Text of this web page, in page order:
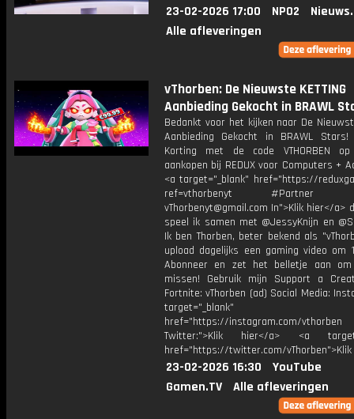
23-02-2026 17:00 NPO2
Alle afleveringen
vThorben: De Nieuwste KETTING
Aanbieding Gekocht in BRAWL
Bedankt voor het kijken naar De
Aanbieding Gekocht in BRAWL
Korting met de code VTHORBEN
aankopen bij REDUX voor Computers +
<a target="_blank" href="https://
ref=vthorbenyt #Partner
vThorbenyt@gmail.com In">Klik hier</a>
speel ik samen met @JessyKnijn en
Ik ben Thorben, beter bekend als
upload dagelijks een gaming video om
Abonneer en zet het belletje aan
missen! Gebruik mijn Support a
Fortnite: vThorben (ad) Social Media:
target="_blank"
href="https://instagram.com/vthorben
Twitter:">Klik hier</a> <a
href="https://twitter.com/
23-02-2026 16:30
YouTube
Gamen.TV
Alle afleveringen